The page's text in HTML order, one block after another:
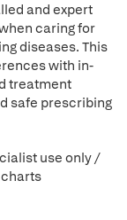
and expert
caring for
diseases. This
with in-
treatment
safe prescribing
use only /